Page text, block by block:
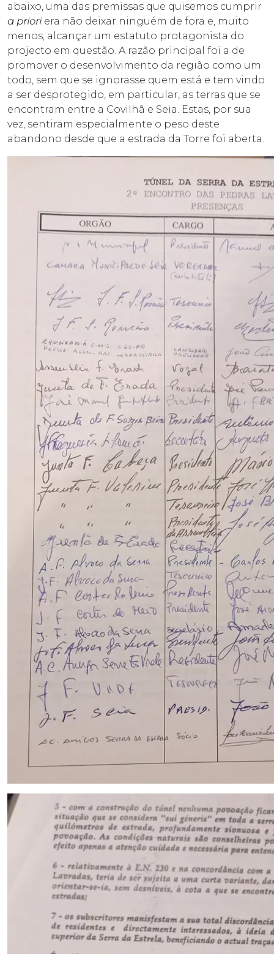
abaixo, uma das premissas que quisemos cumprir
a prioriera não deixar ninguém de fora e, muito
menos, alcançar um estatuto protagonista do
projecto em questão. A razão principal foi a de
promover o desenvolvimento da região como um
todo, sem que se ignorasse quem está e tem vindo
a ser desprotegido, em particular, as terras que se
encontram entre a Covilhã e Seia. Estas, por sua
vez, sentiram especialmente o peso deste
abandono desde que a estrada da Torre foi aberta.